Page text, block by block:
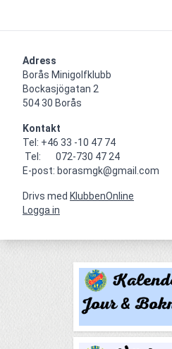
Adress
Borås Minigolfklubb
Bockasjögatan 2
504 30 Borås
Kontakt
Tel: +46 33 -10 47 74
E-post: borasmgk@gmail.com
Drivs med KlubbenOnline
Logga in